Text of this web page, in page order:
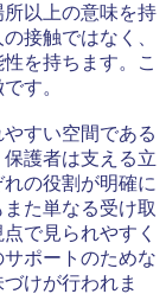
以上の意味を持
接触ではなく、
を持ちます。こ
す。
すい空間である
護者は支える立
の役割が明確に
た単なる受け取
で見られやすく
ポートのためな
けが行われま